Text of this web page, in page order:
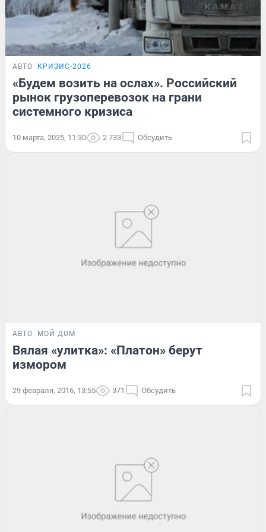
АВТО КРИЗИС-2026
«Будем возить на ослах». Российский
рынок грузоперевозок на грани
системного кризиса
10 марта, 2025, 11:30 2 733 Обсудить
АВТО МОЙ ДОМ
Вялая «улитка»: «Платон» берут
измором
29 февраля, 2016, 13:55 371 Обсудить